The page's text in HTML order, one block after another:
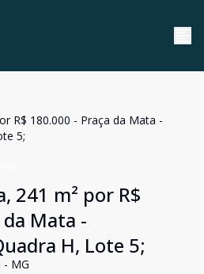
R$ 180.000 - Praça da Mata -
5;
241 m² por R$
Mata -
H, Lote 5;
- MG